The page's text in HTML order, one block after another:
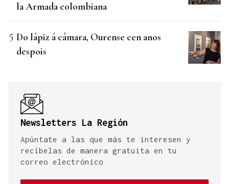
la Armada colombiana
Do lápiz á cámara, Ourense cen anos
despois
Newsletters La Región
Apúntate a las que más te interesen y
recíbelas de manera gratuita en tu
correo electrónico